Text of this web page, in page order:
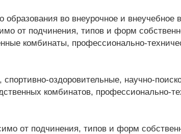
во внеурочное и внеучебное
от подчинения, типов и форм
комбинаты, профессионально-
оздоровительные, научно-
комбинатов, профессионально-
от подчинения, типов и форм